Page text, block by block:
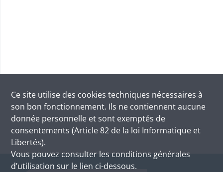
Ce site utilise des cookies techniques nécessaires à
son bon fonctionnement. Ils ne contiennent aucune
donnée personnelle et sont exemptés de
consentements (Article 82 de la loi Informatique et
Libertés).
Vous pouvez consulter les conditions générales
d’utilisation sur le lien ci-dessous.